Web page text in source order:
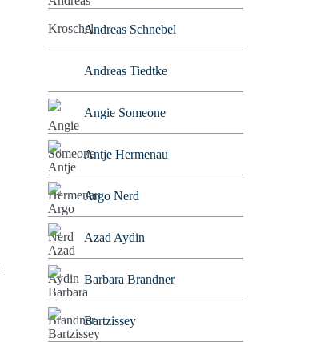
Andreas Schnebel
Andreas Tiedtke
Angie Someone
Antje Hermenau
Argo Nerd
Azad Aydin
Barbara Brandner
Bartzissey